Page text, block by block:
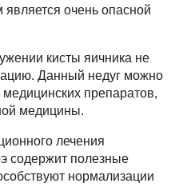
очень опасной
кисты яичника не
Данный недуг можно
препаратов,
медицины.
лечения
содержит полезные
нормализации